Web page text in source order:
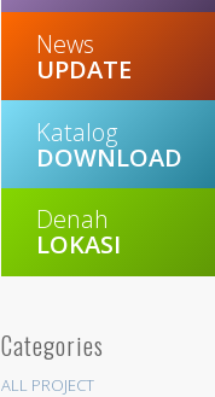
News
UPDATE
Katalog
DOWNLOAD
Denah
LOKASI
Categories
ALL PROJECT